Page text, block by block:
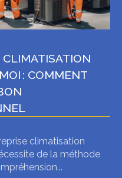
CLIMATISATION
: COMMENT
climatisation
de la méthode